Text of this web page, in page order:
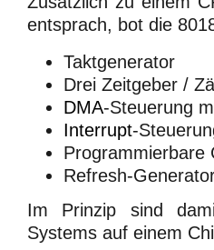
entsprach, bot die
Taktgenerator
Drei Zeitgeber /
DMA-Steuerung
Interrupt-
Programmierbare
Refresh-
Im Prinzip sind
Systems auf einem